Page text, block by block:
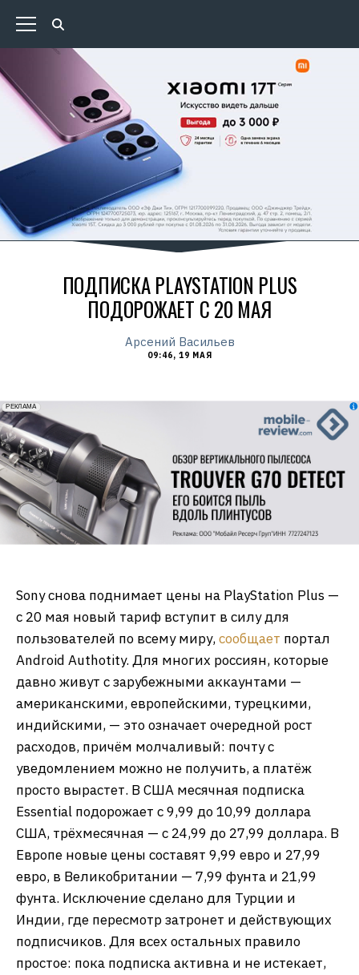
ПОДПИСКА PLAYSTATION PLUS
ПОДОРОЖАЕТ С 20 МАЯ
Арсений Васильев
09:46, 19 МАЯ
erid: 2VfnxxmNzs5
РЕКЛАМА
Sony снова поднимает цены на PlayStation Plus —
с 20 мая новый тариф вступит в силу для
пользователей по всему миру,сообщает портал
Android Authotity. Для многих россиян, которые
давно живут с зарубежными аккаунтами —
американскими, европейскими, турецкими,
индийскими, — это означает очередной рост
расходов, причём молчаливый: почту с
уведомлением можно не получить, а платёж
просто вырастет. В США месячная подписка
Essential подорожает с 9,99 до 10,99 доллара
США, трёхмесячная — с 24,99 до 27,99 доллара. В
Европе новые цены составят 9,99 евро и 27,99
евро, в Великобритании — 7,99 фунта и 21,99
фунта. Исключение сделано для Турции и
Индии, где пересмотр затронет и действующих
подписчиков. Для всех остальных правило
простое: пока подписка активна и не истекает,